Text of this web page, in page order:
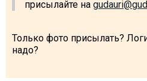
присылайте на
Только фото присылать?
надо?